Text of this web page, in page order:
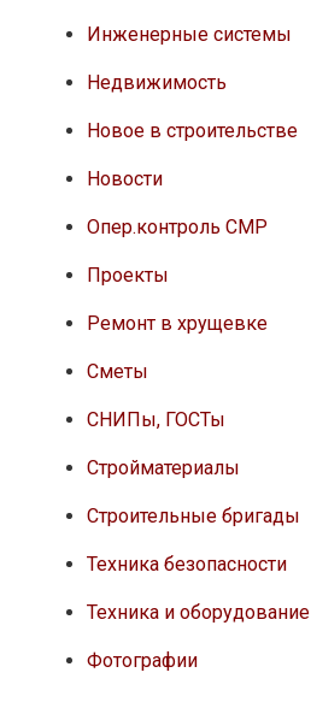
Инженерные системы
Недвижимость
Новое в строительстве
Новости
Опер.контроль СМР
Проекты
Ремонт в хрущевке
Сметы
СНИПы, ГОСТы
Стройматериалы
Строительные бригады
Техника безопасности
Техника и оборудование
Фотографии